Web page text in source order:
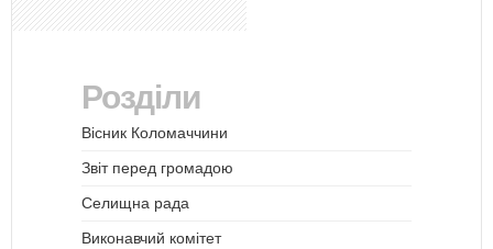
Розділи
Вісник Коломаччини
Звіт перед громадою
Селищна рада
Виконавчий комітет